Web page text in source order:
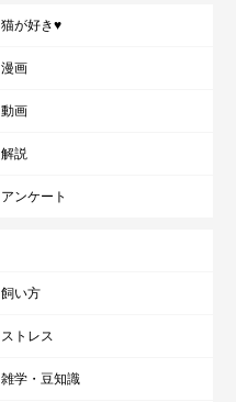
猫が好き♥
漫画
動画
解説
アンケート
飼い方
ストレス
雑学・豆知識